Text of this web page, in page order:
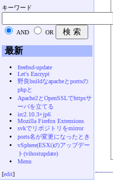
キーワード
AND OR
最新
freebsd-update
Let's Encrypt
野良buildなapacheとportsの
phpと
Apache2とOpenSSLでhttpsサ
ーバを立てる
irc2.10.3+jp6
Mozilla Firefox Extensions
svkでリポジトリをmirror
ports名が変更になったとき
vSphere(ESXi)のアップデー
ト(vihostupdate)
Menu
[edit]